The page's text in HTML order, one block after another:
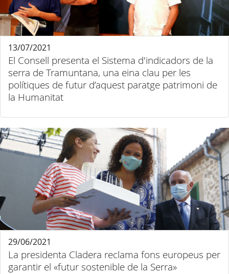
El Consell presenta el Sistema d'indicadors de la
serra de Tramuntana, una eina clau per les
polítiques de futur d’aquest paratge patrimoni de
la Humanitat
13/07/2021
La presidenta Cladera reclama fons europeus per
garantir el «futur sostenible de la Serra»
29/06/2021